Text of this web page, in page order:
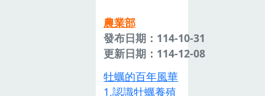
濟的活絡發展。
通過體驗活動，
學生不僅學會如
境，還能理解如
選擇對環境友善
的食材，透過香
草飲品與食品製
作活動，學生學
會如何運用自然
農業部
發布日期：114-10-31
更新日期：114-12-08
牡蠣的百年風華
1.認識牡蠣養殖